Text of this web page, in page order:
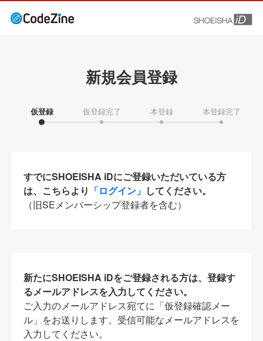
新規会員登録
仮登録 仮登録完了 本登録 本登録完了
すでにSHOEISHA iDにご登録いただいている方
は、こちらより 「ログイン」 してください。
（旧SEメンバーシップ登録者を含む）
新たにSHOEISHA iDをご登録される方は、登録す
るメールアドレスを入力してください。
ご入力のメールアドレス宛てに「仮登録確認メー
ル」をお送りします。受信可能なメールアドレスを
入力してください。